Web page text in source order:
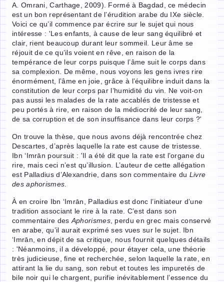
A. Omrani, Carthage, 2009). Formé à Bagdad, ce médecin
est un bon représentant de l’érudition arabe du IXe siècle.
Voici ce qu’il commence par écrire sur le sujet qui nous
intéresse : 'Les enfants, à cause de leur sang équilibré et
clair, rient beaucoup durant leur sommeil. Leur âme se
réjouit de ce qu’ils voient en rêve, en raison de la
tempérance de leur corps puisque l’âme suit le corps dans
sa complexion. De même, nous voyons les gens ivres rire
énormément, l’âme en joie, grâce à l’équilibre induit dans la
constitution de leur corps par l’humidité du vin. Ne voit-on
pas aussi les malades de la rate accablés de tristesse et
peu portés à rire, en raison de la médiocrité de leur sang,
de sa corruption et de son insuffisance dans leur corps ?'
On trouve la thèse, que nous avons déjà rencontrée chez
Descartes, d’après laquelle la rate est cause de tristesse.
Ibn ‘Imrān poursuit : 'Il a été dit que la rate est l’organe du
rire, mais ceci n’est qu’illusion. L’auteur de cette allégation
est Palladius d’Alexandrie, dans son commentaire du Livre
des aphorismes
À en croire Ibn ‘Imrān, Palladius est donc l’initiateur d’une
tradition associant le rire à la rate. C’est dans son
commentaire des Aphorismes, perdu en grec mais conservé
en arabe, qu’il aurait exprimé ses vues sur le sujet. Ibn
‘Imrān, en dépit de sa critique, nous fournit quelques détails
: 'Néanmoins, il a développé, pour étayer cela, une théorie
très judicieuse, fine et recherchée, selon laquelle la rate, en
attirant la lie du sang, son rebut et toutes les impuretés de
bile noir qui le chargent, purifie inévitablement l’essence du